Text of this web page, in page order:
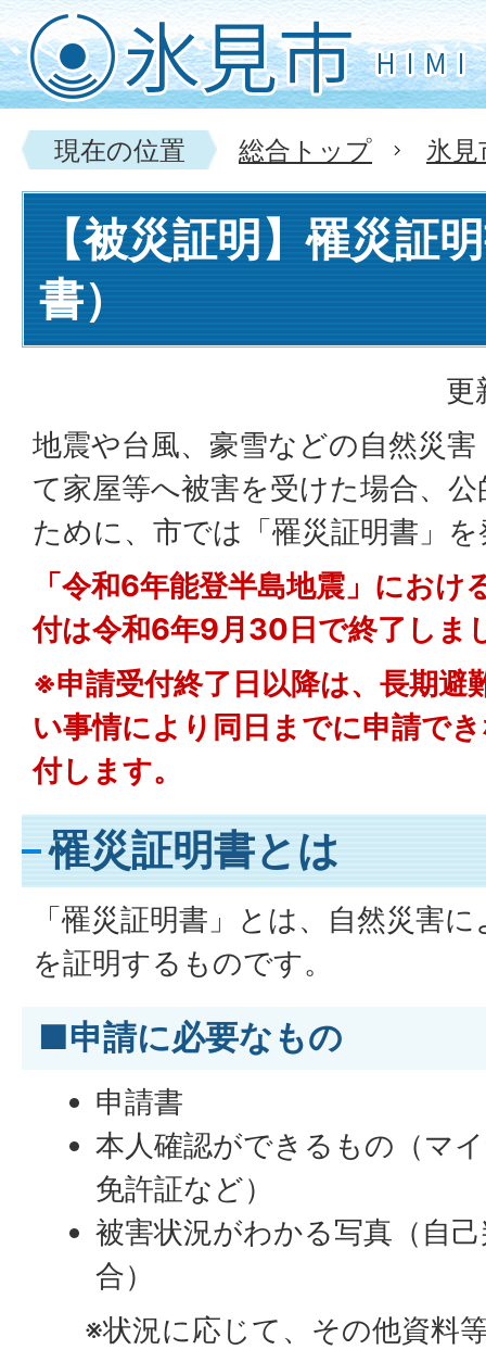
現在の位置 総合トップ 氷
【被災証明】罹災証
書）
更
地震や台風、豪雪などの自然災
て家屋等へ被害を受けた場合、
ために、市では「罹災証明書」
「令和6年能登半島地震」におけ
付は令和6年9月30日で終了しま
※申請受付終了日以降は、長期避
い事情により同日までに申請で
付します。
罹災証明書とは
「罹災証明書」とは、自然災害
を証明するものです。
■申請に必要なもの
申請書
本人確認ができるもの（マ
免許証など）
被害状況がわかる写真（自
合）
※状況に応じて、その他資料